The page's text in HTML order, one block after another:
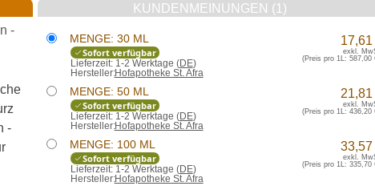
KUNDENMEINUNGEN (1)
MENGE: 30 ML
Sofort verfügbar
Lieferzeit:1-2 Werktage (DE)
Hersteller:Hofapotheke St. Afra
17,61
exkl.
(Preis pro 1L: 587,00
MENGE: 50 ML
Sofort verfügbar
Lieferzeit:1-2 Werktage (DE)
Hersteller:Hofapotheke St. Afra
21,81
exkl.
(Preis pro 1L: 436,20
MENGE: 100 ML
Sofort verfügbar
Lieferzeit:1-2 Werktage (DE)
Hersteller:Hofapotheke St. Afra
33,57
exkl.
(Preis pro 1L: 335,70